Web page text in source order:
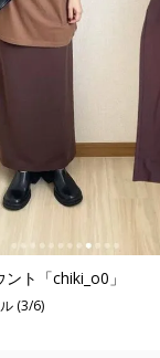
ト「chiki_o0」
(3/6)